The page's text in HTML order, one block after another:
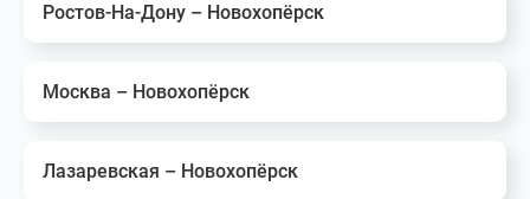
Ростов-На-Дону – Новохопёрск
Москва – Новохопёрск
Лазаревская – Новохопёрск